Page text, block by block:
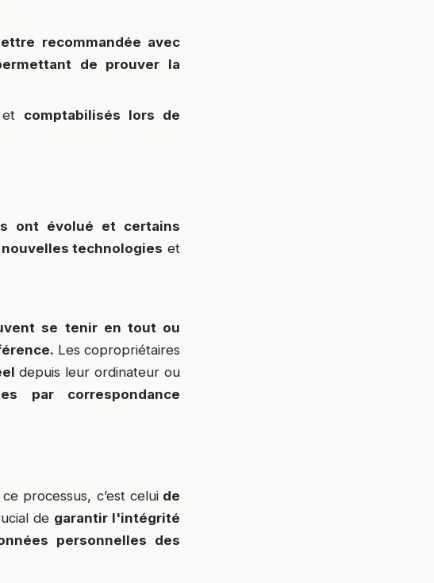
recommandée avec
de prouver la
comptabilisés lors de
ont évolué et certains
nouvelles technologies et
se tenir en tout ou
Les copropriétaires
depuis leur ordinateur ou
par correspondance
processus, c’est celuide
de garantir l'intégrité
personnelles des